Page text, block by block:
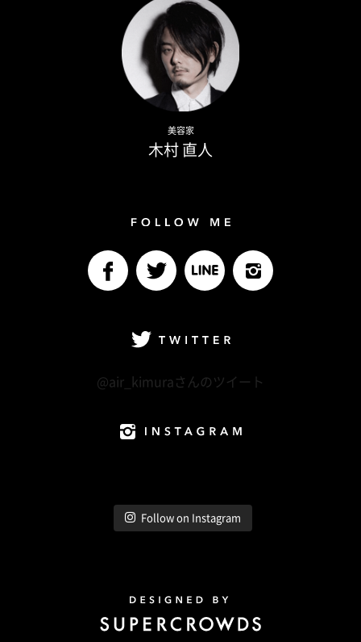
美容家
木村 直人
@air_kimuraさんのツイート
Follow on Instagram